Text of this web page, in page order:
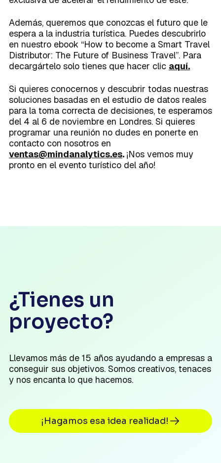
Además, queremos que conozcas el futuro que le
espera a la industria turística. Puedes descubrirlo
en nuestro ebook “How to become a Smart Travel
Distributor: The Future of Business Travel”. Para
decargártelo solo tienes que hacer clic aquí.
Si quieres conocernos y descubrir todas nuestras
soluciones basadas en el estudio de datos reales
para la toma correcta de decisiones, te esperamos
del 4 al 6 de noviembre en Londres. Si quieres
programar una reunión no dudes en ponerte en
contacto con nosotros en
ventas@mindanalytics.es. ¡Nos vemos muy
pronto en el evento turístico del año!
¿Tienes un
proyecto?
Llevamos más de 15 años ayudando a empresas a
conseguir sus objetivos. Somos creativos, tenaces
y nos encanta lo que hacemos.
¡Hagamos esa idea realidad!